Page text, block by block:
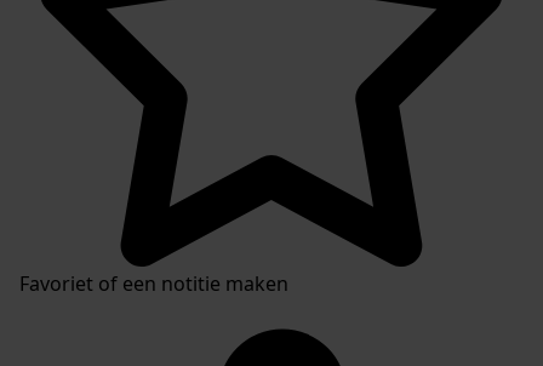
Favoriet of een notitie maken